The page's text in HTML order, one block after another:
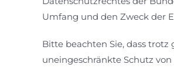
Umfang und den Zweck der
Bitte beachten Sie, dass
uneingeschränkte Schutz